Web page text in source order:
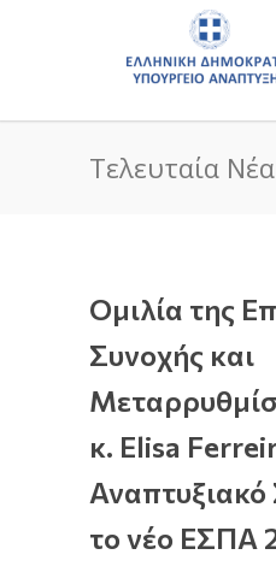
Τελευταία Νέα
Ομιλία της
Συνοχής και
κ. Elisa
Αναπτυξιακό
το νέο ΕΣΠΑ